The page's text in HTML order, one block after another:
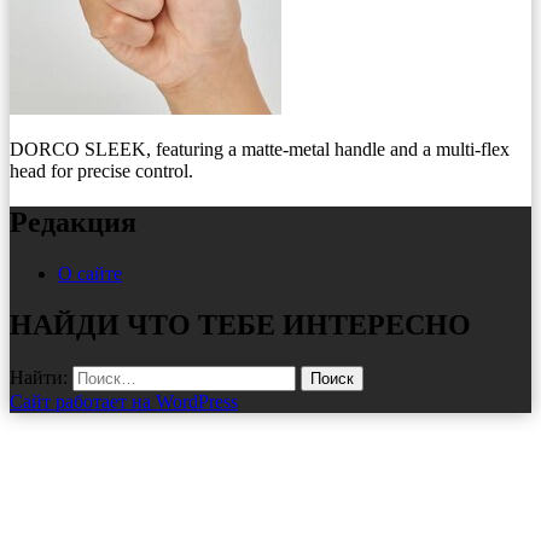
DORCO SLEEK, featuring a matte-metal handle and a multi-flex
head for precise control.
Редакция
О сайте
НАЙДИ ЧТО ТЕБЕ ИНТЕРЕСНО
Найти:
Сайт работает на WordPress